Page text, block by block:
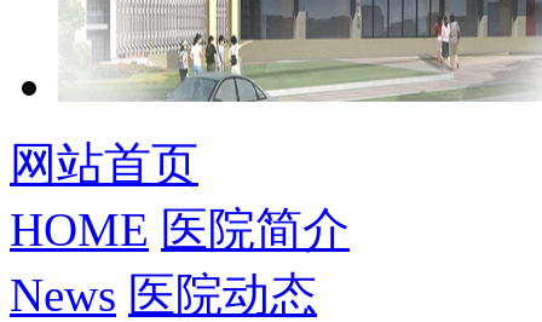
网站首页
HOME 医院简介
News 医院动态